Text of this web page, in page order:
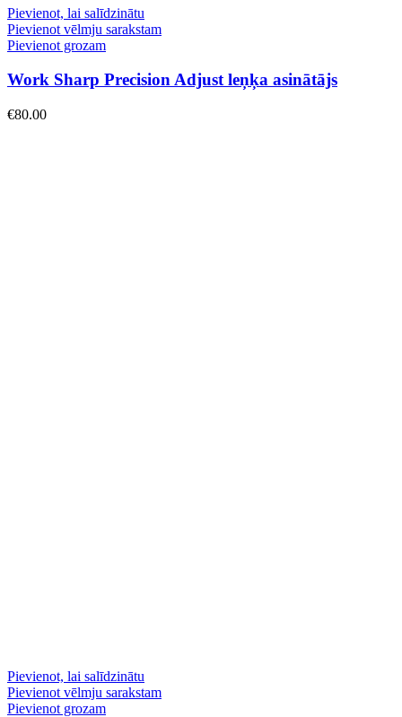
Pievienot, lai salīdzinātu
Pievienot vēlmju sarakstam
Pievienot grozam
Work Sharp Precision Adjust leņķa asinātājs
€80.00
Pievienot, lai salīdzinātu
Pievienot vēlmju sarakstam
Pievienot grozam